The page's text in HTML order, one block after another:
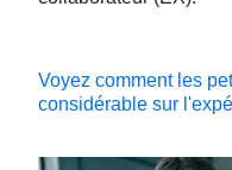
Voyez comment les
considérable sur